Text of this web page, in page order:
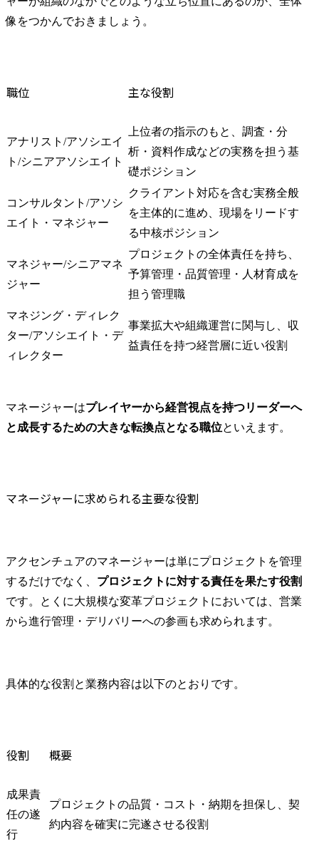
像をつかんでおきましょう。
職位 主な役割
アナリスト/アソシエイ
ト/シニアアソシエイト
上位者の指示のもと、調査・分
析・資料作成などの実務を担う基
礎ポジション
コンサルタント/アソシ
エイト・マネジャー
クライアント対応を含む実務全般
を主体的に進め、現場をリードす
る中核ポジション
マネジャー/シニアマネ
ジャー
プロジェクトの全体責任を持ち、
予算管理・品質管理・人材育成を
担う管理職
マネジング・ディレク
ター/アソシエイト・デ
ィレクター
事業拡大や組織運営に関与し、収
益責任を持つ経営層に近い役割
マネージャーはプレイヤーから経営視点を持つリーダーへ
と成長するための大きな転換点となる職位といえます。
マネージャーに求められる主要な役割
アクセンチュアのマネージャーは単にプロジェクトを管理
するだけでなく、 プロジェクトに対する責任を果たす役割
です。とくに大規模な変革プロジェクトにおいては、営業
から進行管理・デリバリーへの参画も求められます。
具体的な役割と業務内容は以下のとおりです。
役割 概要
成果責
任の遂
行
プロジェクトの品質・コスト・納期を担保し、契
約内容を確実に完遂させる役割